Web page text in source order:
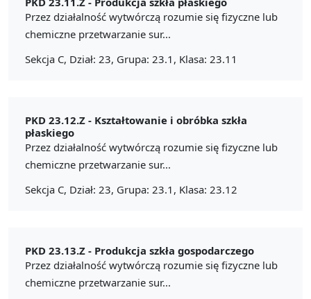
Przez działalność wytwórczą rozumie się fizyczne lub
chemiczne przetwarzanie sur...
Sekcja C, Dział: 23, Grupa: 23.1, Klasa: 23.11
PKD 23.12.Z - Kształtowanie i obróbka szkła
płaskiego
Przez działalność wytwórczą rozumie się fizyczne lub
chemiczne przetwarzanie sur...
Sekcja C, Dział: 23, Grupa: 23.1, Klasa: 23.12
PKD 23.13.Z - Produkcja szkła gospodarczego
Przez działalność wytwórczą rozumie się fizyczne lub
chemiczne przetwarzanie sur...